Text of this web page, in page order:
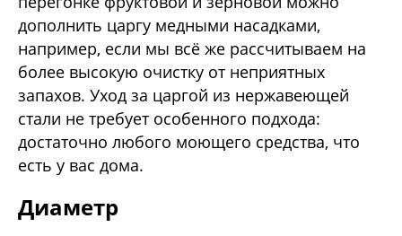
дополнить царгу медными насадками,
например, если мы всё же рассчитываем на
более высокую очистку от неприятных
запахов. Уход за царгой из нержавеющей
стали не требует особенного подхода:
достаточно любого моющего средства, что
есть у вас дома.
Диаметр